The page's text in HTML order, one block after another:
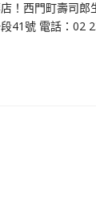
店！西門町壽司
41號 電話：02